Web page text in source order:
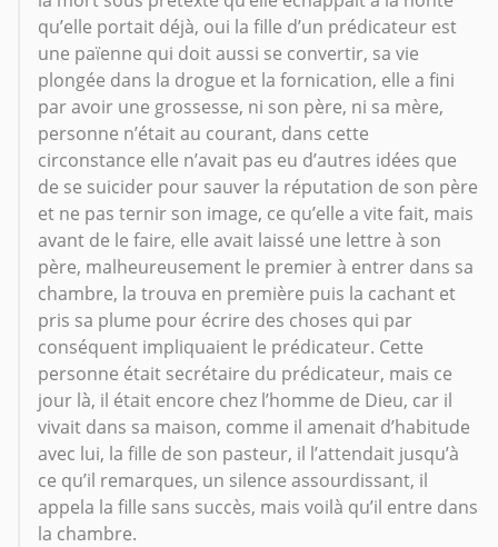
qu’elle portait déjà, oui la fille d’un prédicateur est
une païenne qui doit aussi se convertir, sa vie
plongée dans la drogue et la fornication, elle a fini
par avoir une grossesse, ni son père, ni sa mère,
personne n’était au courant, dans cette
circonstance elle n’avait pas eu d’autres idées que
de se suicider pour sauver la réputation de son père
et ne pas ternir son image, ce qu’elle a vite fait, mais
avant de le faire, elle avait laissé une lettre à son
père, malheureusement le premier à entrer dans sa
chambre, la trouva en première puis la cachant et
pris sa plume pour écrire des choses qui par
conséquent impliquaient le prédicateur. Cette
personne était secrétaire du prédicateur, mais ce
jour là, il était encore chez l’homme de Dieu, car il
vivait dans sa maison, comme il amenait d’habitude
avec lui, la fille de son pasteur, il l’attendait jusqu’à
ce qu’il remarques, un silence assourdissant, il
appela la fille sans succès, mais voilà qu’il entre dans
la chambre.